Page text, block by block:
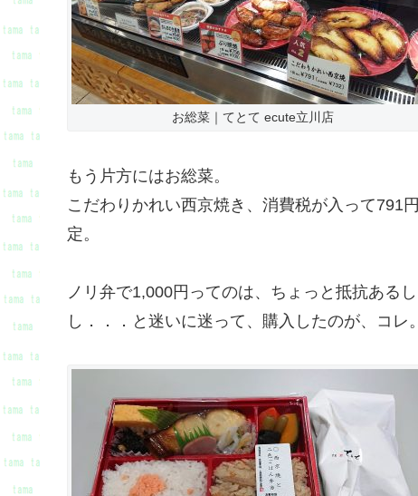
お総菜｜てとて ecute立川店
もう片方にはお総菜。
こだわりかれい西京焼き、消費税が入って791
定。
ノリ弁で1,000円ってのは、ちょっと抵抗ある
し．．．と迷いに迷って、購入したのが、コレ。